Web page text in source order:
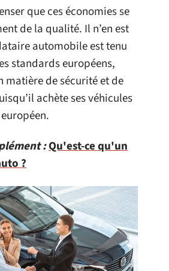
que ces économies se
de la qualité. Il n’en est
automobile est tenu
standards européens,
matière de sécurité et de
achète ses véhicules
:Qu'est-ce qu'un
?